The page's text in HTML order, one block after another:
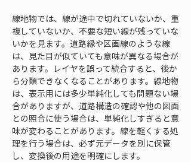
線地物では、線が途中で切れていないか、重
複していないか、不要な短い線が残っていな
いかを見ます。道路縁や区画線のような線
は、見た目が似ていても意味が異なる場合が
あります。レイヤを誤って統合すると、後か
ら分類できなくなることがあります。線地物
は、表示用には多少単純化しても問題ない場
合がありますが、道路構造の確認や他の図面
との照合に使う場合は、単純化しすぎると意
味が変わることがあります。線を軽くする処
理を行う場合は、必ず元データを別に保管
し、変換後の用途を明確にします。